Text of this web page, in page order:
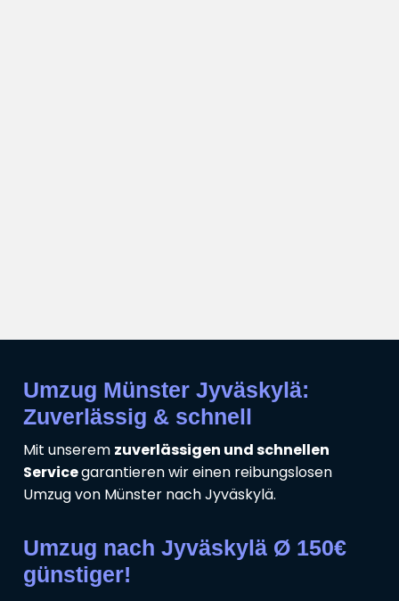
Umzug Münster Jyväskylä:
Zuverlässig & schnell
Mit unserem zuverlässigen und schnellen
Servicegarantieren wir einen reibungslosen
Umzug von Münster nach Jyväskylä.
Umzug nach Jyväskylä Ø 150€
günstiger!